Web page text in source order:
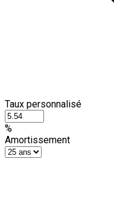
Taux personnalisé
%
Amortissement